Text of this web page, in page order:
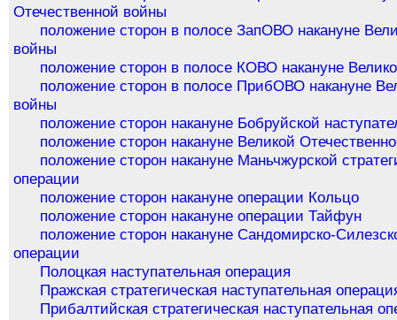
Отечественной войны
положение сторон в полосе ЗапОВО накануне
войны
положение сторон в полосе КОВО накануне
положение сторон в полосе ПрибОВО накануне
войны
положение сторон накануне Бобруйской
положение сторон накануне Великой
положение сторон накануне Маньчжурской
операции
положение сторон накануне операции Кольцо
положение сторон накануне операции Тайфун
положение сторон накануне Сандомирско-
операции
Полоцкая наступательная операция
Пражская стратегическая наступательная
Прибалтийская стратегическая наступательная